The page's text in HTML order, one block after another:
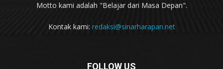
Motto kami adalah "Belajar dari Masa Depan".
Kontak kami: redaksi@sinarharapan.net
FOLLOW US